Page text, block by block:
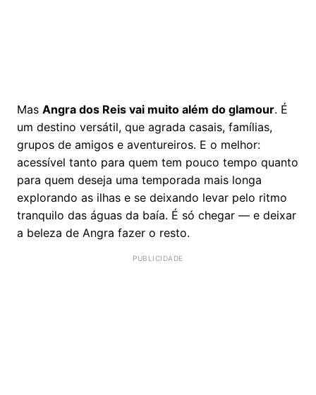
Mas Angra dos Reis vai muito além do glamour. É
um destino versátil, que agrada casais, famílias,
grupos de amigos e aventureiros. E o melhor:
acessível tanto para quem tem pouco tempo quanto
para quem deseja uma temporada mais longa
explorando as ilhas e se deixando levar pelo ritmo
tranquilo das águas da baía. É só chegar — e deixar
a beleza de Angra fazer o resto.